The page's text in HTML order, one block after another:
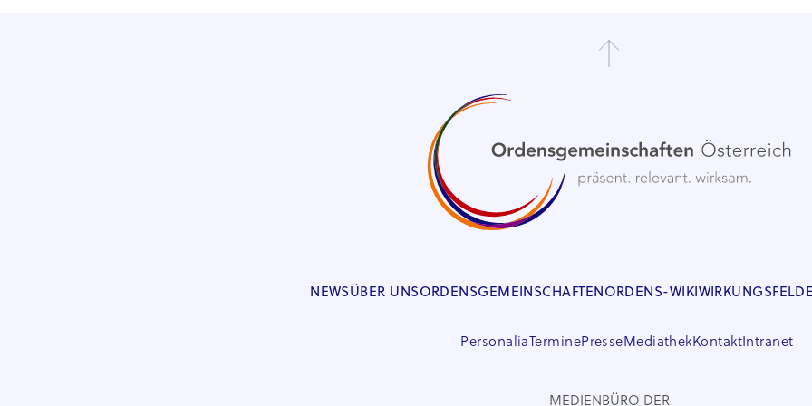
NEWSÜBER UNSORDENSGEMEINSCHAFTENORDENS-WIKI
Personalia TerminePresseMediathekKontaktIntranet
MEDIENBÜRO DER